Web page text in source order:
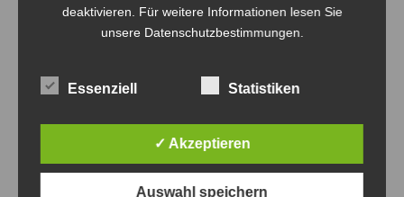
deaktivieren. Für weitere Informationen lesen Sie
unsere Datenschutzbestimmungen.
Essenziell Statistiken
✓ Akzeptieren
Auswahl speichern